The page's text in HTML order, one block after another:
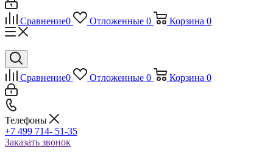
Сравнение0 Отложенные 0 Корзина 0
Сравнение0 Отложенные 0 Корзина 0
Телефоны
+7 499 714- 51-35
Заказать звонок